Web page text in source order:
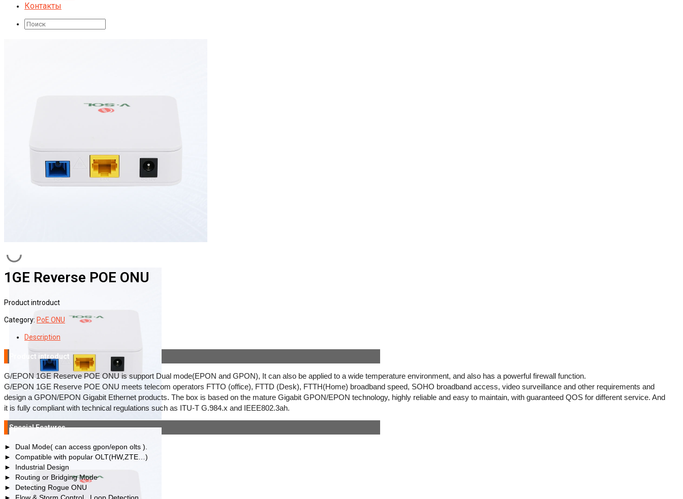
Контакты
1GE Reverse POE ONU
Product introduct
Category: PoE ONU
Description
Product introduct
G/EPON 1GE Reserve POE ONU is support Dual mode(EPON and GPON), It can also be applied to a wide temperature environment, and also has a powerful firewall function.
G/EPON 1GE Reserve POE ONU meets telecom operators FTTO (office), FTTD (Desk), FTTH(Home) broadband speed, SOHO broadband access, video surveillance and other requirements and
design a GPON/EPON Gigabit Ethernet products. The box is based on the mature Gigabit GPON/EPON technology, highly reliable and easy to maintain, with guaranteed QOS for different service. And
it is fully compliant with technical regulations such as ITU-T G.984.x and IEEE802.3ah.
Special Features
► Dual Mode( can access gpon/epon olts ).
► Compatible with popular OLT(HW,ZTE…)
► Industrial Design
► Routing or Bridging Mode
► Detecting Rogue ONU
► Flow & Storm Control , Loop Detection